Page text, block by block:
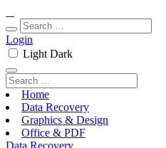
Login
Light Dark
Home
Data Recovery
Graphics & Design
Office & PDF
Data Recovery